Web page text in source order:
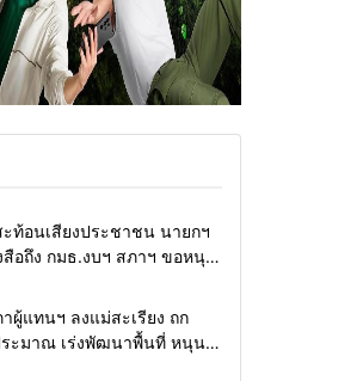
Home รอบรั้วทั่วไทย
ท้อนเสียงประชาชน นายกฯ
อถึง กมธ.งบฯ สภาฯ ขอหนุน
Home รอบรั้วทั่วไทย
ผู้แทนฯ ลงแม่สะเรียง ถก
ระมาณ เร่งพัฒนาพื้นที่ หนุน